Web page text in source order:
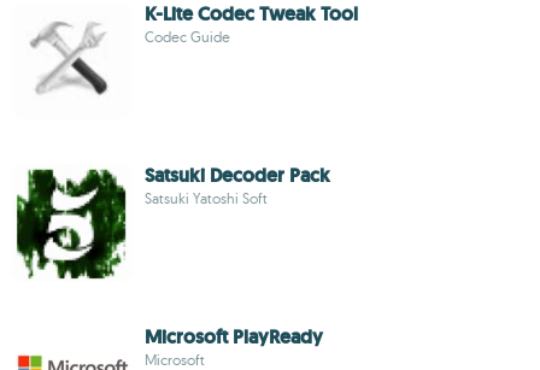
K-Lite Codec Tweak Tool
Codec Guide
Satsuki Decoder Pack
Satsuki Yatoshi Soft
Microsoft PlayReady
Microsoft